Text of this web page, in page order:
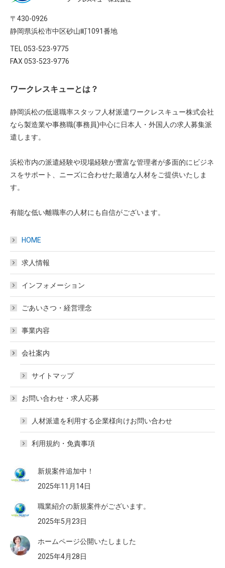
〒430-0926
静岡県浜松市中区砂山町1091番地
TEL 053-523-9775
FAX 053-523-9776
ワークレスキューとは？
静岡浜松の低退職率スタッフ人材派遣ワークレスキュー株式会社
なら製造業や事務職(事務員)中心に日本人・外国人の求人募集派
遣します。
浜松市内の派遣経験や現場経験が豊富な管理者が多面的にビジネ
スをサポート、ニーズに合わせた最適な人材をご提供いたしま
す。
有能な低い離職率の人材にも自信がございます。
HOME
求人情報
インフォメーション
ごあいさつ・経営理念
事業内容
会社案内
サイトマップ
お問い合わせ・求人応募
人材派遣を利用する企業様向けお問い合わせ
利用規約・免責事項
新規案件追加中！
2025年11月14日
職業紹介の新規案件がございます。
2025年5月23日
ホームページ公開いたしました
2025年4月28日